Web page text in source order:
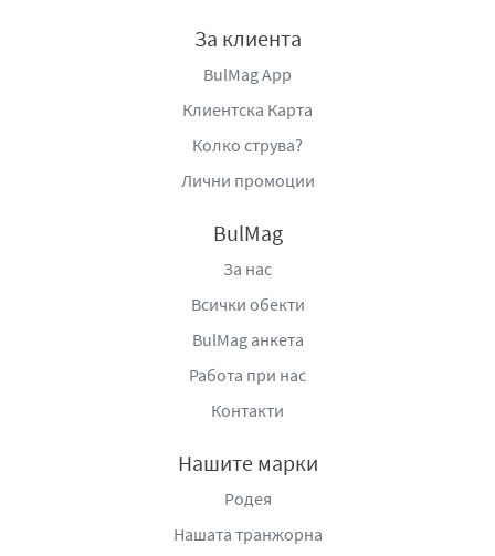
За клиента
BulMag App
Клиентска Карта
Колко струва?
Лични промоции
BulMag
За нас
Всички обекти
BulMag анкета
Работа при нас
Контакти
Нашите марки
Родея
Нашата транжорна